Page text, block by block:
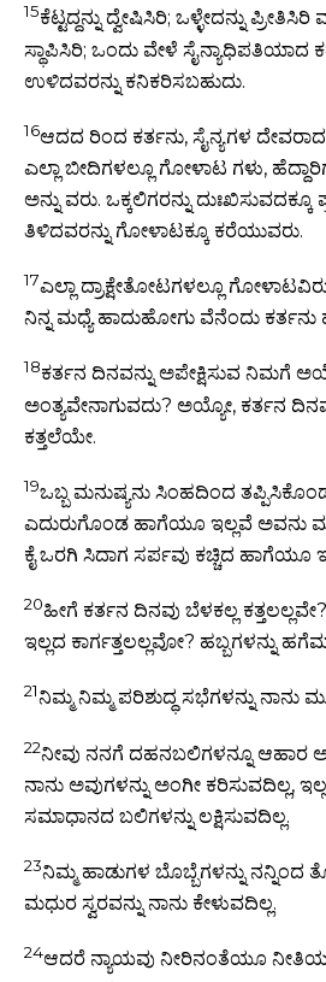
15ಕೆಟ್ಟದ್ದನ್ನು ದ್ವೇಷಿಸಿರಿ; ಒಳ್ಳೇದನ್ನು
ಸ್ಥಾಪಿಸಿರಿ; ಒಂದು ವೇಳೆ ಸೈನ್ಯಾಧಿಪತಿಯಾದ
ಉಳಿದವರನ್ನು ಕನಿಕರಿಸಬಹುದು.
16ಆದದ ರಿಂದ ಕರ್ತನು, ಸೈನ್ಯಗಳ ದೇವರಾದ
ಎಲ್ಲಾ ಬೀದಿಗಳಲ್ಲೂ ಗೋಳಾಟ ಗಳು,
ಅನ್ನು ವರು. ಒಕ್ಕಲಿಗರನ್ನು ದುಃಖಿಸುವದಕ್ಕೂ
ತಿಳಿದವರನ್ನು ಗೋಳಾಟಕ್ಕೂ ಕರೆಯುವರು.
17ಎಲ್ಲಾ ದ್ರಾಕ್ಷೇತೋಟಗಳಲ್ಲೂ
ನಿನ್ನ ಮಧ್ಯೆ ಹಾದುಹೋಗು ವೆನೆಂದು ಕರ್ತನು
18ಕರ್ತನ ದಿನವನ್ನು ಅಪೇಕ್ಷಿಸುವ ನಿಮಗೆ
ಅಂತ್ಯವೇನಾಗುವದು? ಅಯ್ಯೋ, ಕರ್ತನ
ಕತ್ತಲೆಯೇ.
19ಒಬ್ಬ ಮನುಷ್ಯನು ಸಿಂಹದಿಂದ
ಎದುರುಗೊಂಡ ಹಾಗೆಯೂ ಇಲ್ಲವೆ ಅವನು
ಕೈ ಒರಗಿ ಸಿದಾಗ ಸರ್ಪವು ಕಚ್ಚಿದ ಹಾಗೆಯೂ
20ಹೀಗೆ ಕರ್ತನ ದಿನವು ಬೆಳಕಲ್ಲ
ಇಲ್ಲದ ಕಾರ್ಗತ್ತಲಲ್ಲವೋ? ಹಬ್ಬಗಳನ್ನು
21ನಿಮ್ಮ ನಿಮ್ಮ ಪರಿಶುದ್ಧ ಸಭೆಗಳನ್ನು ನಾನು
22ನೀವು ನನಗೆ ದಹನಬಲಿಗಳನ್ನೂ ಆಹಾರ
ನಾನು ಅವುಗಳನ್ನು ಅಂಗೀ ಕರಿಸುವದಿಲ್ಲ,
ಸಮಾಧಾನದ ಬಲಿಗಳನ್ನು ಲಕ್ಷಿಸುವದಿಲ್ಲ.
23ನಿಮ್ಮ ಹಾಡುಗಳ ಬೊಬ್ಬೆಗಳನ್ನು ನನ್ನಿಂದ
ಮಧುರ ಸ್ವರವನ್ನು ನಾನು ಕೇಳುವದಿಲ್ಲ.
24ಆದರೆ ನ್ಯಾಯವು ನೀರಿನಂತೆಯೂ